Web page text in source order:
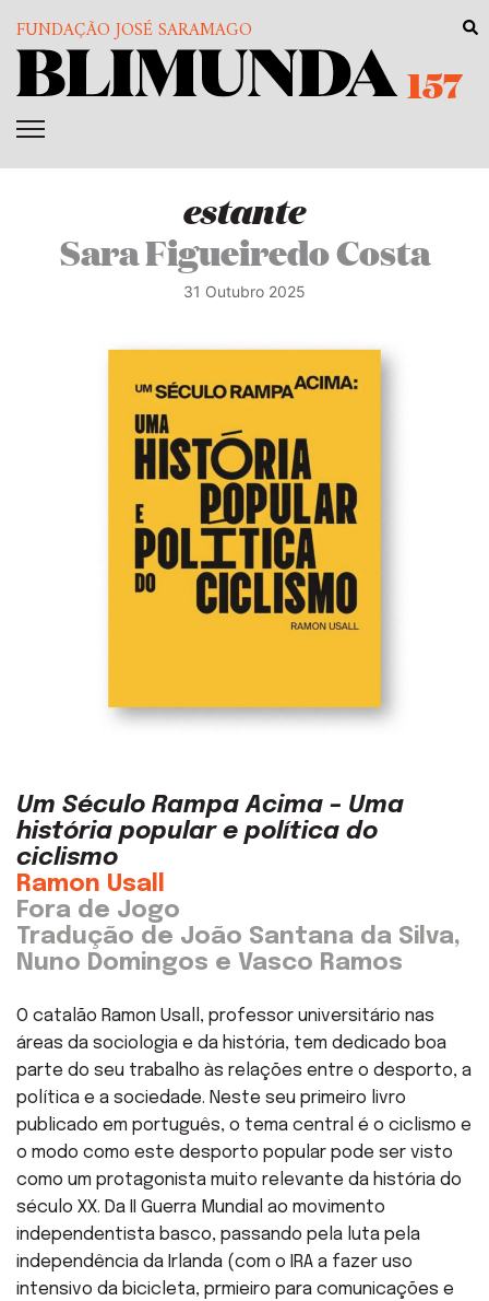
FUNDAÇÃO JOSÉ SARAMAGO
157
estante
Sara Figueiredo Costa
31 Outubro 2025
Um Século Rampa Acima – Uma
história popular e política do
ciclismo
Ramon Usall
Fora de Jogo
Tradução de João Santana da Silva,
Nuno Domingos e Vasco Ramos
O catalão Ramon Usall, professor universitário nas
áreas da sociologia e da história, tem dedicado boa
parte do seu trabalho às relações entre o desporto, a
política e a sociedade. Neste seu primeiro livro
publicado em português, o tema central é o ciclismo e
o modo como este desporto popular pode ser visto
como um protagonista muito relevante da história do
século XX. Da II Guerra Mundial ao movimento
independentista basco, passando pela luta pela
independência da Irlanda (com o IRA a fazer uso
intensivo da bicicleta, prmieiro para comunicações e